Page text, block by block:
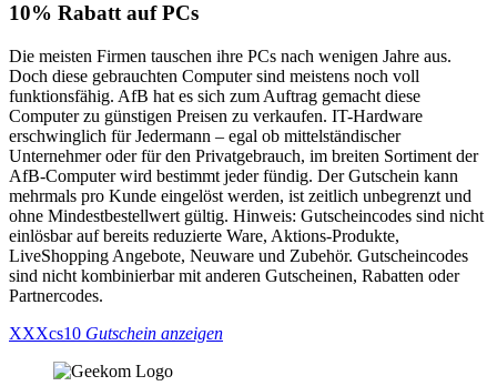
10% Rabatt auf PCs
Die meisten Firmen tauschen ihre PCs nach wenigen Jahre aus.
Doch diese gebrauchten Computer sind meistens noch voll
funktionsfähig. AfB hat es sich zum Auftrag gemacht diese
Computer zu günstigen Preisen zu verkaufen. IT-Hardware
erschwinglich für Jedermann – egal ob mittelständischer
Unternehmer oder für den Privatgebrauch, im breiten Sortiment der
AfB-Computer wird bestimmt jeder fündig. Der Gutschein kann
mehrmals pro Kunde eingelöst werden, ist zeitlich unbegrenzt und
ohne Mindestbestellwert gültig. Hinweis: Gutscheincodes sind nicht
einlösbar auf bereits reduzierte Ware, Aktions-Produkte,
LiveShopping Angebote, Neuware und Zubehör. Gutscheincodes
sind nicht kombinierbar mit anderen Gutscheinen, Rabatten oder
Partnercodes.
XXXcs10 Gutschein anzeigen